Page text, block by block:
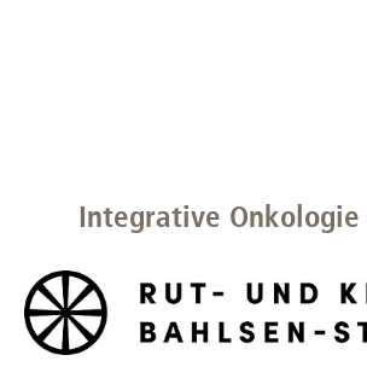
Integrative Onkologie